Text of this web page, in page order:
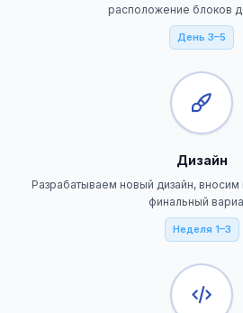
расположение блоков
День 3–5
Дизайн
Разрабатываем новый дизайн,
финальный
Неделя 1–3